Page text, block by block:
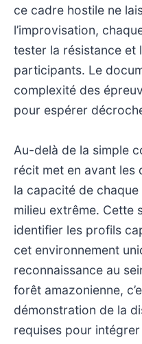
ce cadre hostile ne
l’improvisation,
tester la résistance et
participants. Le
complexité des
pour espérer
Au-delà de la simple
récit met en avant les
la capacité de chaque
milieu extrême. Cette
identifier les profils
cet environnement
reconnaissance au
forêt amazonienne,
démonstration de la
requises pour intégrer